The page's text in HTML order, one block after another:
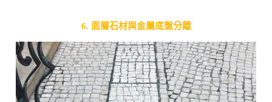
6. 面層石材與金屬底盤分離